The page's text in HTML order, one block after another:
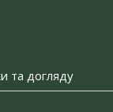
та догляду